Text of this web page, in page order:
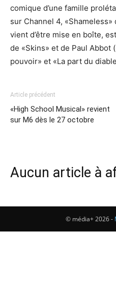
comique d’une famille
sur Channel 4,
vient d’être mise en boîte,
de «Skins» et de Paul Abbot
pouvoir» et «La part du
Article précédent
«High School Musical» revient
sur M6 dès le 27 octobre
Aucun article à
© média+ 2026 -